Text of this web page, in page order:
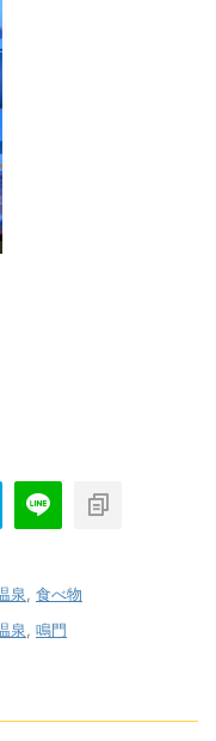
泉, 食べ物
泉, 鳴門